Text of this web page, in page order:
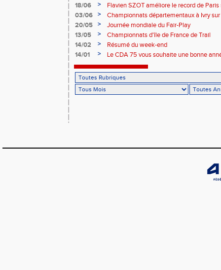
18/06
>
Flavien SZOT améliore le record de Paris
03/06
>
Championnats départementaux à Ivry
20/05
>
Journée mondiale du Fair-Play
13/05
>
Championnats d'île de France de Trail
14/02
>
Résumé du week-end
14/01
> Le CDA 75 vous souhaite une bonne